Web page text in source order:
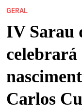
GERAL
IV Sarau
celebrará
Carlos